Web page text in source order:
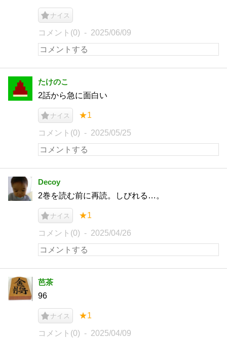
ナイス
コメント(0) 2025/06/09
たけのこ
2話から急に面白い
ナイス ★1
コメント(0) 2025/05/25
Decoy
2巻を読む前に再読。しびれる…。
ナイス ★1
コメント(0) 2025/04/26
芭茶
96
ナイス ★1
コメント(0) 2025/04/09